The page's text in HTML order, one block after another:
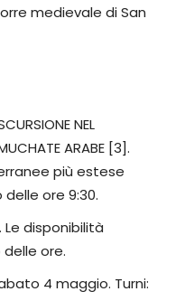
medievale di San
NEL
ARABE [3].
più estese
ore 9:30.
disponibilità
ore.
4 maggio. Turni: